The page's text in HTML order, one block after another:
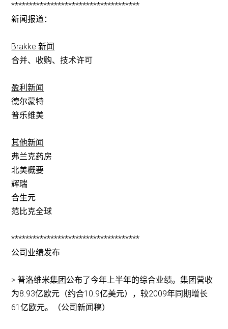
************************************
新闻报道：
Brakke 新闻
合并、收购、技术许可
盈利新闻
德尔蒙特
普乐维美
其他新闻
弗兰克药房
北美概要
辉瑞
合生元
范比克全球
************************************
公司业绩发布
> 普洛维米集团公布了今年上半年的综合业绩。集团营收
为8.93亿欧元（约合10.9亿美元），较2009年同期增长
61亿欧元。（公司新闻稿）